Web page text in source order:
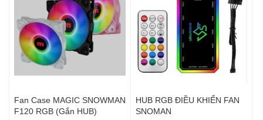
Fan Case MAGIC SNOWMAN
F120 RGB (Gắn HUB)
HUB RGB ĐIỀU KHIỂN FAN
SNOMAN